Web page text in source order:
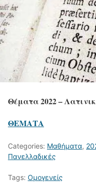
Θέματα 2022 –
ΘΕΜΑΤΑ
Categories: Μαθήματα,
Πανελλαδικές
Tags: Ομογενείς